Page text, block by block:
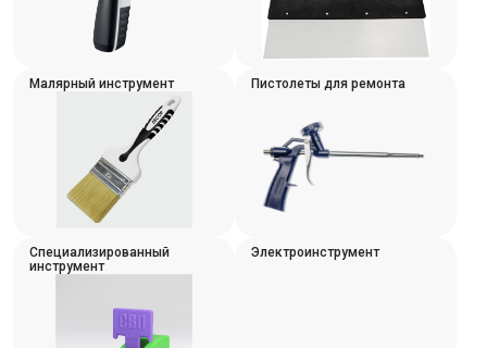
Малярный инструмент Пистолеты для ремонта
Специализированный
инструмент
Электроинструмент
Гидроизоляция
Изоляционные материалы
Кровельные материалы
Интерьер и отделка
Лакокрасочные материалы
Герметики
Клеи, жидкие гвозди